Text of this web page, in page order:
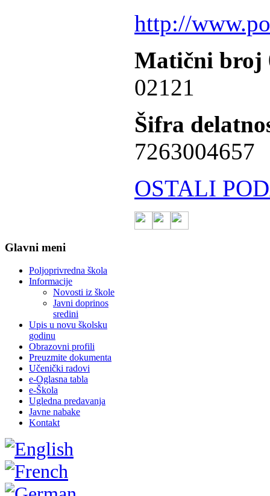
http://
Matični broj
02121
Šifra
7263004657
OSTALI
Glavni meni
Poljoprivredna škola
Informacije
Novosti iz škole
Javni doprinos
sredini
Upis u novu školsku
godinu
Obrazovni profili
Preuzmite dokumenta
Učenički radovi
e-Oglasna tabla
e-Škola
Ugledna predavanja
Javne nabake
Kontakt